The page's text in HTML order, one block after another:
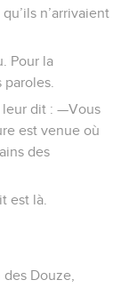
n’arrivaient
Pour la
leur dit : —Vous
est venue où
des
est là.
des Douze,